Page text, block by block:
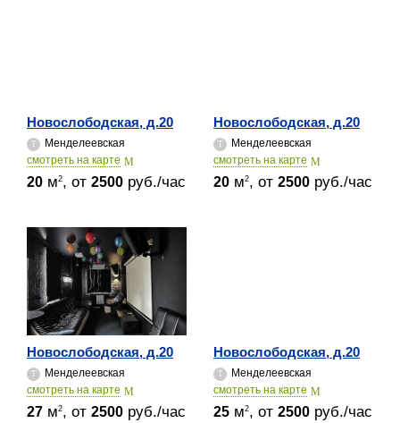
Новослободская, д.20
Менделеевская
cмотреть на карте
20 м2, от 2500 руб./час
Новослободская, д.20
Менделеевская
cмотреть на карте
20 м2, от 2500 руб./час
Новослободская, д.20
Менделеевская
cмотреть на карте
27 м2, от 2500 руб./час
Новослободская, д.20
Менделеевская
cмотреть на карте
25 м2, от 2500 руб./час